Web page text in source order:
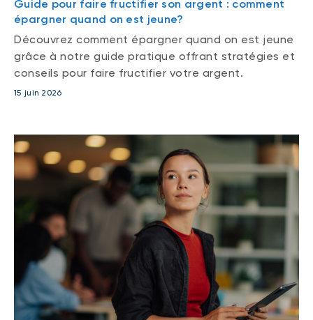
Guide pour faire fructifier son argent : comment
épargner quand on est jeune?
Découvrez comment épargner quand on est jeune
grâce à notre guide pratique offrant stratégies et
conseils pour faire fructifier votre argent.
15 juin 2026